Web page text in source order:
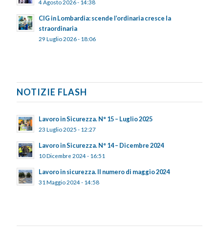
4 Agosto 2026 - 14:38
CIG in Lombardia: scende l’ordinaria cresce la
straordinaria
29 Luglio 2026 - 18:06
NOTIZIE FLASH
Lavoro in Sicurezza. N° 15 – Luglio 2025
23 Luglio 2025 - 12:27
Lavoro in Sicurezza. N° 14 – Dicembre 2024
10 Dicembre 2024 - 16:51
Lavoro in sicurezza. Il numero di maggio 2024
31 Maggio 2024 - 14:58